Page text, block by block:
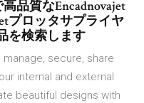
品質なEncadnovajet
プロッタサプライヤ
を検索します
secure, share
internal and external
beautiful designs with